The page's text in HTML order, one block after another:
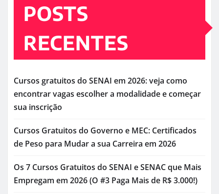
POSTS
RECENTES
Cursos gratuitos do SENAI em 2026: veja como
encontrar vagas escolher a modalidade e começar
sua inscrição
Cursos Gratuitos do Governo e MEC: Certificados
de Peso para Mudar a sua Carreira em 2026
Os 7 Cursos Gratuitos do SENAI e SENAC que Mais
Empregam em 2026 (O #3 Paga Mais de R$ 3.000!)